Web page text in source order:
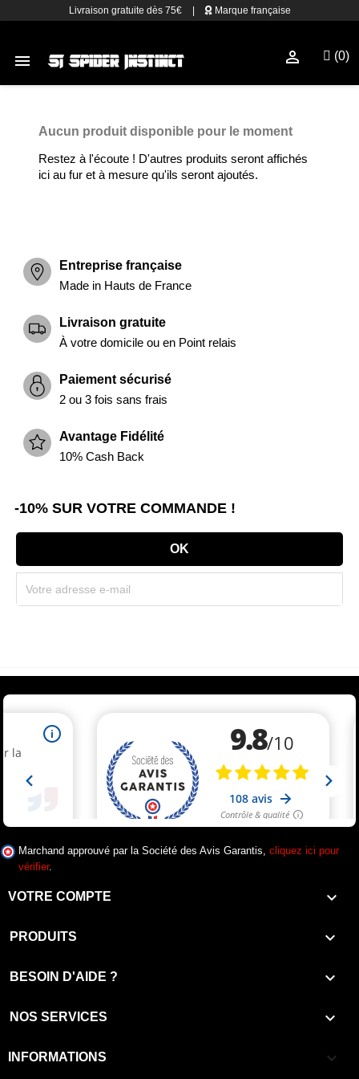
Livraison gratuite dès 75€ Marque française
 (0)

Aucun produit disponible pour le moment
Restez à l'écoute ! D'autres produits seront affichés
ici au fur et à mesure qu'ils seront ajoutés.
Entreprise française
Made in Hauts de France
Livraison gratuite
À votre domicile ou en Point relais
Paiement sécurisé
2 ou 3 fois sans frais
Avantage Fidélité
10% Cash Back
-10% SUR VOTRE COMMANDE !
Marchand approuvé par la Société des Avis Garantis, cliquez ici pour
vérifier.
VOTRE COMPTE 
PRODUITS 
BESOIN D'AIDE ? 
NOS SERVICES 
INFORMATIONS keyboard_arrow_down